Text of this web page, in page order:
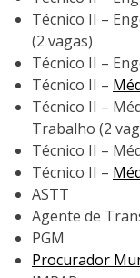
Técnico II –
(2 vagas)
Técnico II –
Técnico II –
Técnico II –
Trabalho (2
Técnico II –
Técnico II –
ASTT
Agente de
PGM
Procurador